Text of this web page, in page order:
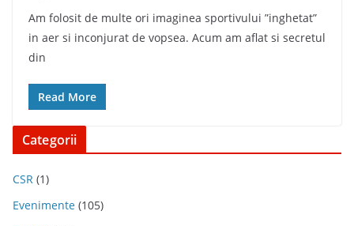
Am folosit de multe ori imaginea sportivului ”inghetat”
in aer si inconjurat de vopsea. Acum am aflat si secretul
din
Read More
Categorii
CSR (1)
Evenimente (105)